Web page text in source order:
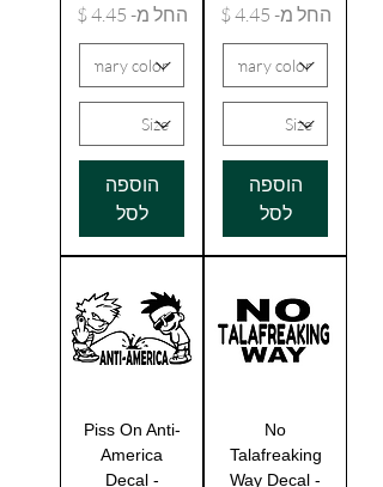
החל מ-
מחיר מבצע
הוספה
לסל
החל מ-
מחיר מבצע
הוספה
לסל
No
Talafreaking
Way Decal -
Piss On Anti-
America
Decal -